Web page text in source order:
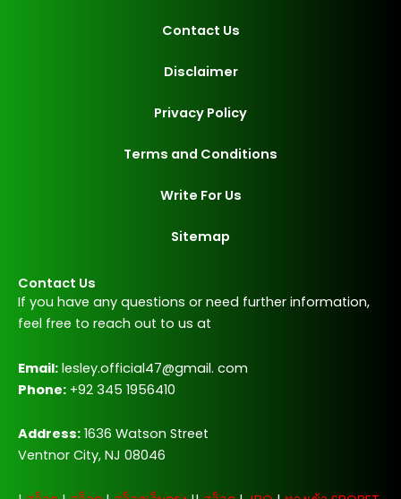
Contact Us
Disclaimer
Privacy Policy
Terms and Conditions
Write For Us
Sitemap
Contact Us
If you have any questions or need further information,
feel free to reach out to us at
Email: lesley.official47@gmail. com
Phone: +92 345 1956410
Address: 1636 Watson Street
Ventnor City, NJ 08046